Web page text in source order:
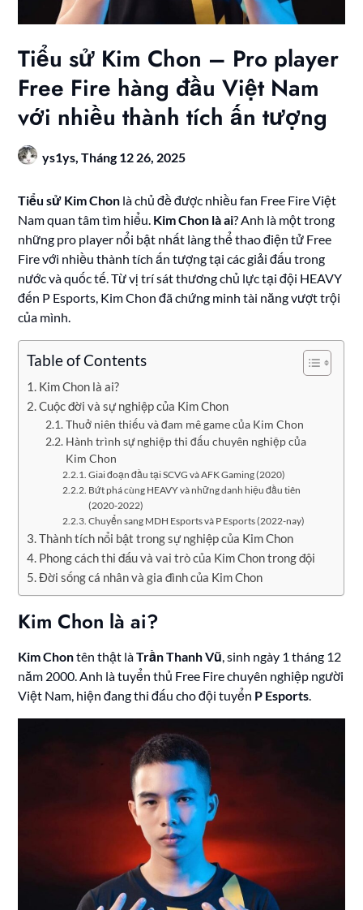
Tiểu sử Kim Chon – Pro player
Free Fire hàng đầu Việt Nam
với nhiều thành tích ấn tượng
ys1ys,Tháng 12 26, 2025
Tiểu sử Kim Chon là chủ đề được nhiều fan Free Fire Việt
Nam quan tâm tìm hiểu. Kim Chon là ai? Anh là một trong
những pro player nổi bật nhất làng thể thao điện tử Free
Fire với nhiều thành tích ấn tượng tại các giải đấu trong
nước và quốc tế. Từ vị trí sát thương chủ lực tại đội HEAVY
đến P Esports, Kim Chon đã chứng minh tài năng vượt trội
của mình.
Table of Contents
Kim Chon là ai?
Cuộc đời và sự nghiệp của Kim Chon
Thuở niên thiếu và đam mê game của Kim Chon
Hành trình sự nghiệp thi đấu chuyên nghiệp của
Kim Chon
Giai đoạn đầu tại SCVG và AFK Gaming (2020)
Bứt phá cùng HEAVY và những danh hiệu đầu tiên
(2020-2022)
Chuyển sang MDH Esports và P Esports (2022-nay)
Thành tích nổi bật trong sự nghiệp của Kim Chon
Phong cách thi đấu và vai trò của Kim Chon trong đội
Đời sống cá nhân và gia đình của Kim Chon
Kim Chon là ai?
Kim Chontên thật làTrần Thanh Vũ, sinh ngày 1 tháng 12
năm 2000. Anh là tuyển thủ Free Fire chuyên nghiệp người
Việt Nam, hiện đang thi đấu cho đội tuyển P Esports.